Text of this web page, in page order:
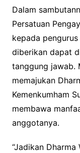
Dalam
Persatuan
kepada
diberikan dapat
tanggung jawab.
memajukan
Kemenkumham
membawa
anggotanya.
“Jadikan